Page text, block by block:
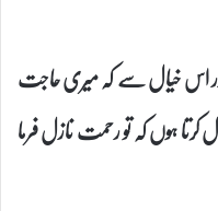
اس خیال سے کہ میری حاجت
ہوں کہ تو رحمت نازل فرما